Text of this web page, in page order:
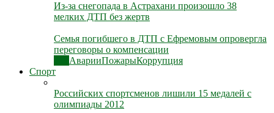
Из-за снегопада в Астрахани произошло 38
мелких ДТП без жертв
Семья погибшего в ДТП с Ефремовым опровергла
переговоры о компенсации
АварииПожарыКоррупция
Спорт
Российских спортсменов лишили 15 медалей с
олимпиады 2012